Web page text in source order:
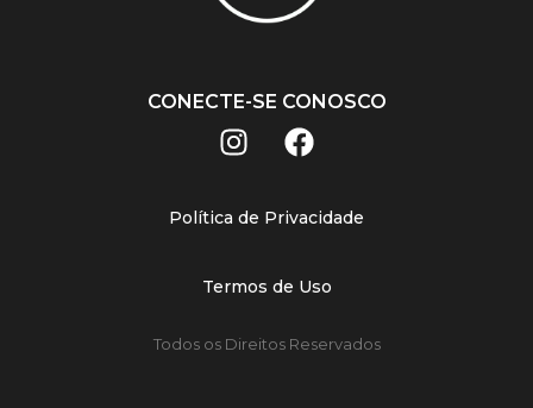
CONECTE-SE CONOSCO
Política de Privacidade
Termos de Uso
Todos os Direitos Reservados